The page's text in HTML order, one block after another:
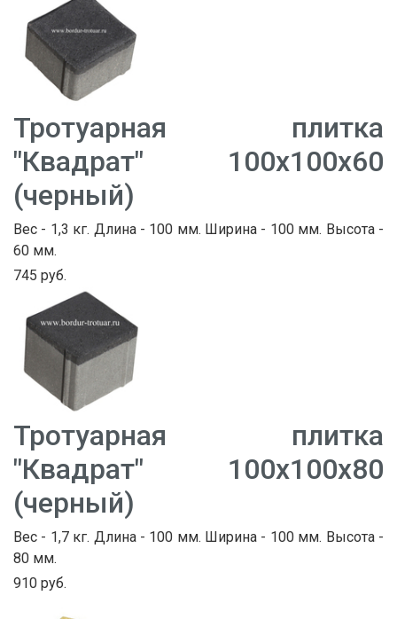
Тротуарная плитка
"Квадрат" 100х100х60
(черный)
Вес - 1,3 кг. Длина - 100 мм. Ширина - 100 мм. Высота -
60 мм.
745 руб.
Тротуарная плитка
"Квадрат" 100х100х80
(черный)
Вес - 1,7 кг. Длина - 100 мм. Ширина - 100 мм. Высота -
80 мм.
910 руб.